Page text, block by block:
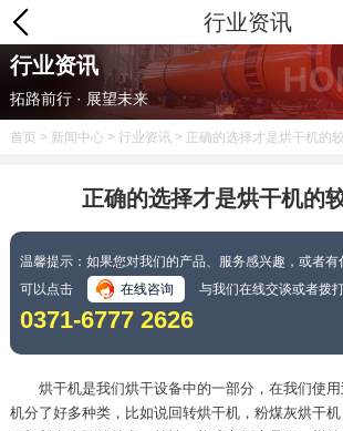
行业资讯
行业资讯
拓路前行 · 展望未来
首页 > 新闻中心> 行业资讯> 正确的选择才是烘干机的
正确的选择才是烘干机的
温馨提示：如果您对我们的产品、服务感兴趣，或者
可以点击
在线咨询 与我们在线交谈或者拨
0371-6777 2626
烘干机是我们烘干设备中的一部分，在我们使
机分了好多种类，比如说回转烘干机，粉煤灰烘干